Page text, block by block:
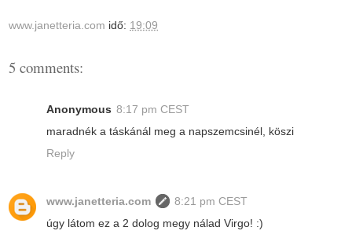
www.janetteria.com idő: 19:09
5 comments:
Anonymous 8:17 pm CEST
maradnék a táskánál meg a napszemcsinél, köszi
Reply
www.janetteria.com
8:21 pm CEST
úgy látom ez a 2 dolog megy nálad Virgo! :)